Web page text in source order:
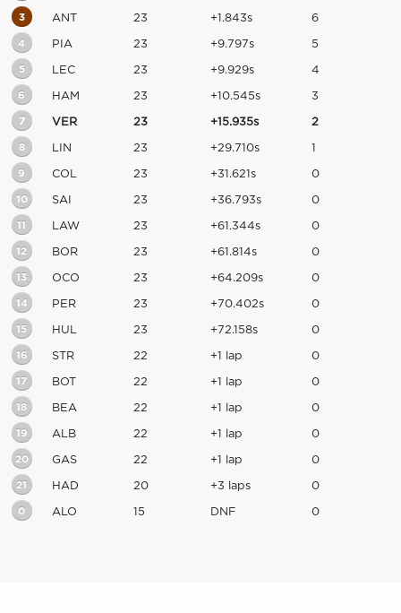
3 ANT 23 +1.843s 6
4 PIA 23 +9.797s 5
5 LEC 23 +9.929s 4
6 HAM 23 +10.545s 3
7 VER 23 +15.935s 2
8 LIN 23 +29.710s 1
9 COL 23 +31.621s 0
10 SAI 23 +36.793s 0
11 LAW 23 +61.344s 0
12 BOR 23 +61.814s 0
13 OCO 23 +64.209s 0
14 PER 23 +70.402s 0
15 HUL 23 +72.158s 0
16 STR 22 +1 lap 0
17 BOT 22 +1 lap 0
18 BEA 22 +1 lap 0
19 ALB 22 +1 lap 0
20 GAS 22 +1 lap 0
21 HAD 20 +3 laps 0
0 ALO 15 DNF 0